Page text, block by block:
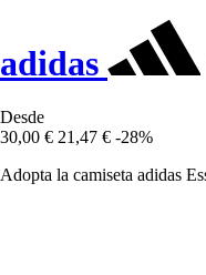
adidas
Desde
30,00 € 21,47 € -28%
Adopta la camiseta adidas